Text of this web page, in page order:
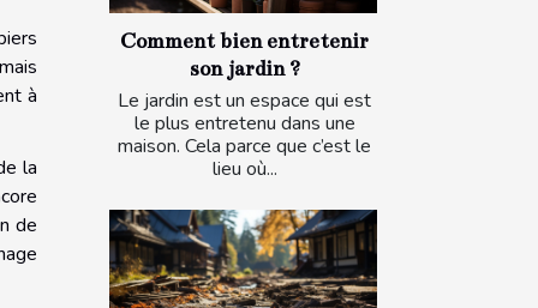
à
la
de
Comment bien entretenir
son jardin ?
Le jardin est un espace qui est
le plus entretenu dans une
maison. Cela parce que c’est le
lieu où...